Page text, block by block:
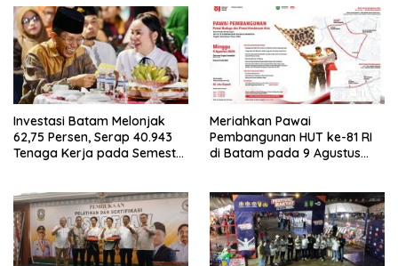
Investasi Batam Melonjak
62,75 Persen, Serap 40.943
Tenaga Kerja pada Semester
Meriahkan Pawai
Pembangunan HUT ke-81 RI
di Batam pada 9 Agustus